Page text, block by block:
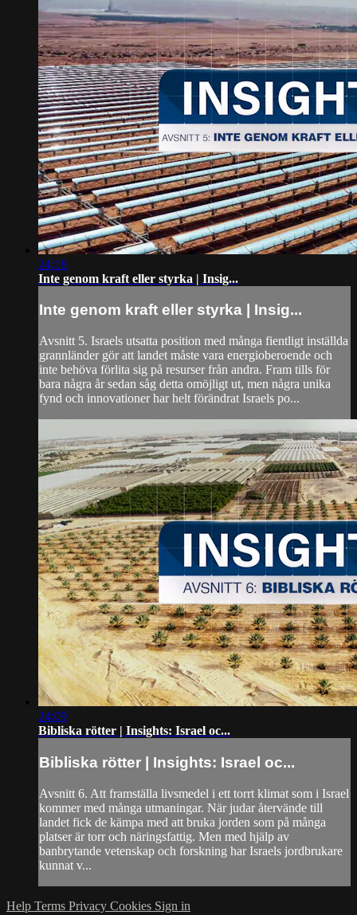
24:18
Inte genom kraft eller styrka | Insig...
Inte genom kraft eller styrka | Insig...
Avsnitt 5. Israels utsatta position med många fientligt inställda
grannländer gör att landet måste vara energioberoende och
inte behöva förlita sig på resurser från andra. Fram tills för
bara några år sedan såg detta omöjligt ut, men några unika
fynd och innovationer har helt förändrat Israels po...
24:09
Bibliska rötter | Insights: Israel oc...
Bibliska rötter | Insights: Israel oc...
Avsnitt 6. Att framställa livsmedel i ett torrt klimat som i Israel
kommer med många utmaningar. När judar återvände till
landet fick de kämpa med att bruka jorden som på många
platser är torr och näringsfattig. Men med hjälp av
banbrytande vetenskap och forskning har Israels jordbrukare
kunnat v...
Help Terms Privacy Cookies Sign in